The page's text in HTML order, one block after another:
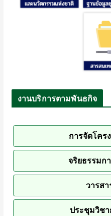
งานบริการตามพันธกิจ
การจัดโคร
จริยธรรมก
วารส
ประชุมวิช